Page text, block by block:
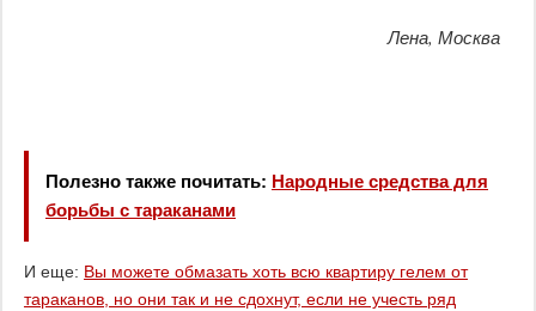
Лена, Москва
Полезно также почитать: Народные средства для
борьбы с тараканами
И еще: Вы можете обмазать хоть всю квартиру гелем от
тараканов, но они так и не сдохнут, если не учесть ряд